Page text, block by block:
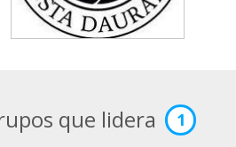
que lidera 1